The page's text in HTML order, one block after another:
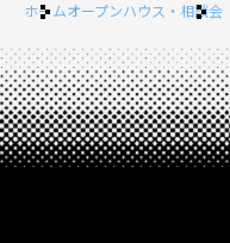
ホームオープンハウス・相談会